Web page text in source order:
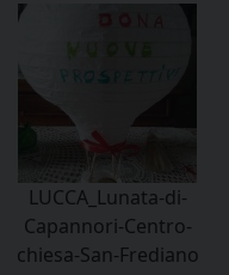
LUCCA_Lunata-di-
Capannori-Centro-
chiesa-San-Frediano